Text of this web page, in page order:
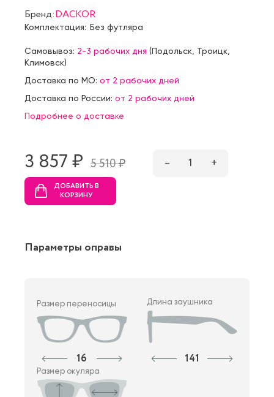
Бренд:DACKOR
Комплектация: Без футляра
Самовывоз: 2-3 рабочих дня (Подольск Троицк
Климовск)
Доставка по МО: от 2 рабочих дней
Доставка по России: от 2 рабочих дней
Подробнее о доставке
3 857 ₷ 5 510 ₷ – 1 +
ДОБАВИТЬ В
КОРЗИНУ
Параметры оправы
Размер переносицы
16
Длина заушника
141
Размер окуляра